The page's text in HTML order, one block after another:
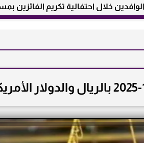
تكريم الفائزين بمسابقة